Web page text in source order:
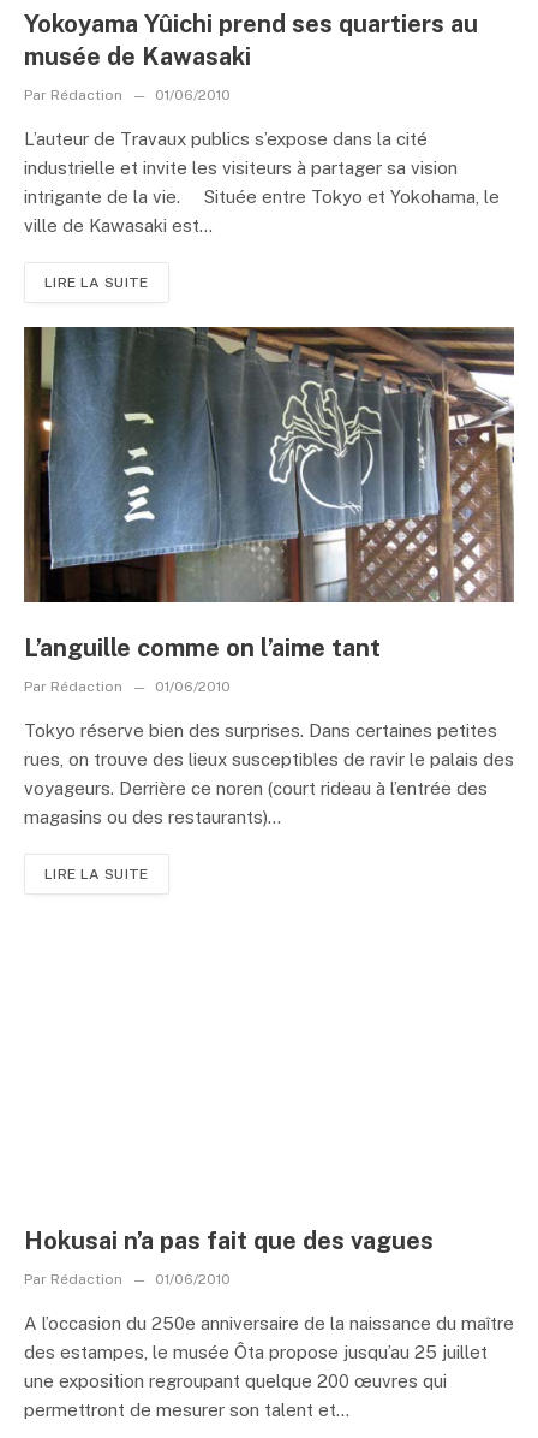
Yokoyama Yûichi prend ses quartiers au
musée de Kawasaki
Par Rédaction 01/06/2010
L’auteur de Travaux publics s’expose dans la cité
industrielle et invite les visiteurs à partager sa vision
intrigante de la vie. Située entre Tokyo et Yokohama, le
ville de Kawasaki est...
LIRE LA SUITE
L’anguille comme on l’aime tant
Par Rédaction 01/06/2010
Tokyo réserve bien des surprises. Dans certaines petites
rues, on trouve des lieux susceptibles de ravir le palais des
voyageurs. Derrière ce noren (court rideau à l’entrée des
magasins ou des restaurants)...
LIRE LA SUITE
Hokusai n’a pas fait que des vagues
Par Rédaction 01/06/2010
A l’occasion du 250e anniversaire de la naissance du maître
des estampes, le musée Ôta propose jusqu’au 25 juillet
une exposition regroupant quelque 200 œuvres qui
permettront de mesurer son talent et...